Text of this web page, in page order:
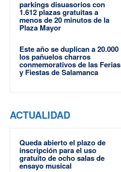
parkings disuasorios con
1.612 plazas gratuitas a
menos de 20 minutos de la
Plaza Mayor
Este año se duplican a 20.000
los pañuelos charros
conmemorativos de las Ferias
y Fiestas de Salamanca
ACTUALIDAD
Queda abierto el plazo de
inscripción para el uso
gratuito de ocho salas de
ensayo musical